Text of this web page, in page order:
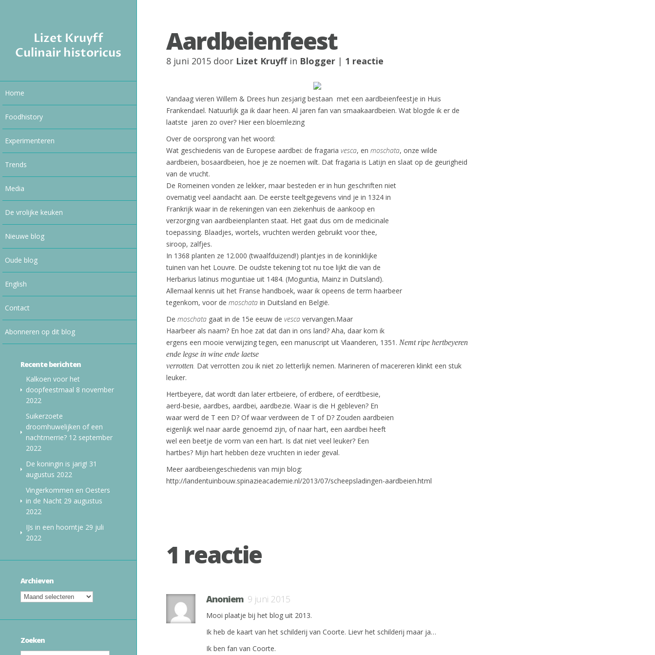
Lizet Kruyff
Culinair historicus
Home
Foodhistory
Experimenteren
Trends
Media
De vrolijke keuken
Nieuwe blog
Oude blog
English
Contact
Abonneren op dit blog
Recente berichten
Kalkoen voor het
doopfeestmaal 8 november
2022
Suikerzoete
droomhuwelijken of een
nachtmerrie? 12 september
2022
De koningin is jarig! 31
augustus 2022
Vingerkommen en Oesters
in de Nacht 29 augustus
2022
IJs in een hoorntje 29 juli
2022
Archieven
Zoeken
Aardbeienfeest
8 juni 2015 door Lizet Kruyffin Blogger | 1 reactie
Vandaag vieren Willem & Drees hun zesjarig bestaan met een aardbeienfeestje in Huis
Frankendael. Natuurlijk ga ik daar heen. Al jaren fan van smaakaardbeien. Wat blogde ik er de
laatste jaren zo over? Hier een bloemlezing
Over de oorsprong van het woord:
Wat geschiedenis van de Europese aardbei: de fragaria vesca, en moschata, onze wilde
aardbeien, bosaardbeien, hoe je ze noemen wilt. Dat fragaria is Latijn en slaat op de geurigheid
van de vrucht.
De Romeinen vonden ze lekker, maar besteden er in hun geschriften niet
ovematig veel aandacht aan. De eerste teeltgegevens vind je in 1324 in
Frankrijk waar in de rekeningen van een ziekenhuis de aankoop en
verzorging van aardbeienplanten staat. Het gaat dus om de medicinale
toepassing. Blaadjes, wortels, vruchten werden gebruikt voor thee,
siroop, zalfjes.
In 1368 planten ze 12.000 (twaalfduizend!) plantjes in de koninklijke
tuinen van het Louvre. De oudste tekening tot nu toe lijkt die van de
Herbarius latinus moguntiae uit 1484. (Moguntia, Mainz in Duitsland).
Allemaal kennis uit het Franse handboek, waar ik opeens de term haarbeer
tegenkom, voor de moschata in Duitsland en België.
De moschata gaat in de 15e eeuw de vesca vervangen.Maar
Haarbeer als naam? En hoe zat dat dan in ons land? Aha, daar kom ik
ergens een mooie verwijzing tegen, een manuscript uit Vlaanderen, 1351. Nemt ripe hertbeyeren
ende legse in wine ende laetse
verrotten. Dat verrotten zou ik niet zo letterlijk nemen. Marineren of macereren klinkt een stuk
leuker.
Hertbeyere, dat wordt dan later ertbeiere, of erdbere, of eerdtbesie,
aerd-besie, aardbes, aardbei, aardbezie. Waar is die H gebleven? En
waar werd de T een D? Of waar verdween de T of D? Zouden aardbeien
eigenlijk wel naar aarde genoemd zijn, of naar hart, een aardbei heeft
wel een beetje de vorm van een hart. Is dat niet veel leuker? Een
hartbes? Mijn hart hebben deze vruchten in ieder geval.
Meer aardbeiengeschiedenis van mijn blog:
http://landentuinbouw.spinazieacademie.nl/2013/07/scheepsladingen-aardbeien.html
1 reactie
Anoniem 9 juni 2015
Mooi plaatje bij het blog uit 2013.
Ik heb de kaart van het schilderij van Coorte. Lievr het schilderij maar ja…
Ik ben fan van Coorte.